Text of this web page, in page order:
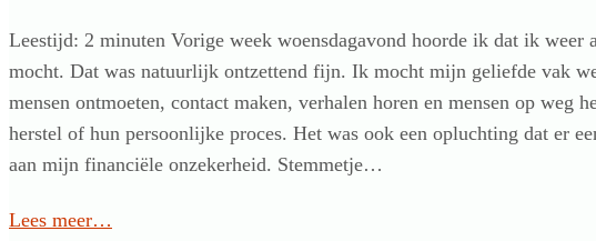
Leestijd: 2 minuten Vorige week woensdagavond hoorde ik dat ik weer
mocht. Dat was natuurlijk ontzettend fijn. Ik mocht mijn geliefde vak
mensen ontmoeten, contact maken, verhalen horen en mensen op weg
herstel of hun persoonlijke proces. Het was ook een opluchting dat er
aan mijn financiële onzekerheid. Stemmetje…
Lees meer…